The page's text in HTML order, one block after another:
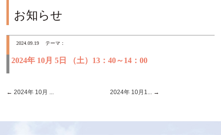
お知らせ
2024.09.19 テーマ：
2024年 10月 5日 （土）13：40～14：00
← 2024年 10月 ... 2024年 10月1... →